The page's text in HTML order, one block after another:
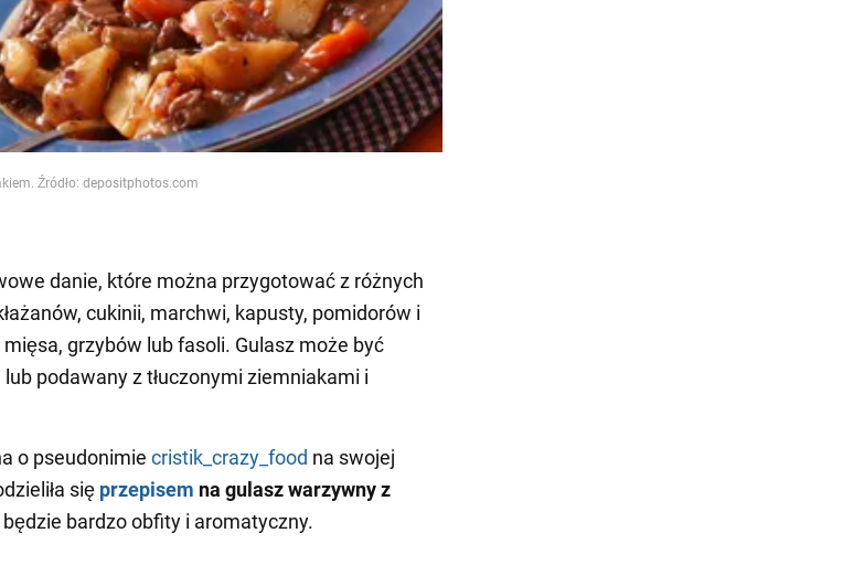
Źródło: depositphotos.com
danie, które można przygotować z różnych
cukinii, marchwi, kapusty, pomidorów i
grzybów lub fasoli. Gulasz może być
podawany z tłuczonymi ziemniakami i
o pseudonimie cristik_crazy_food na swojej
się przepisem na gulasz warzywny z
będzie bardzo obfity i aromatyczny.